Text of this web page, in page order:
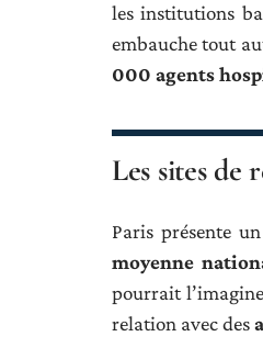
les institutions
embauche tout
000 agents
Les sites de
Paris présente
moyenne
pourrait
relation avec des